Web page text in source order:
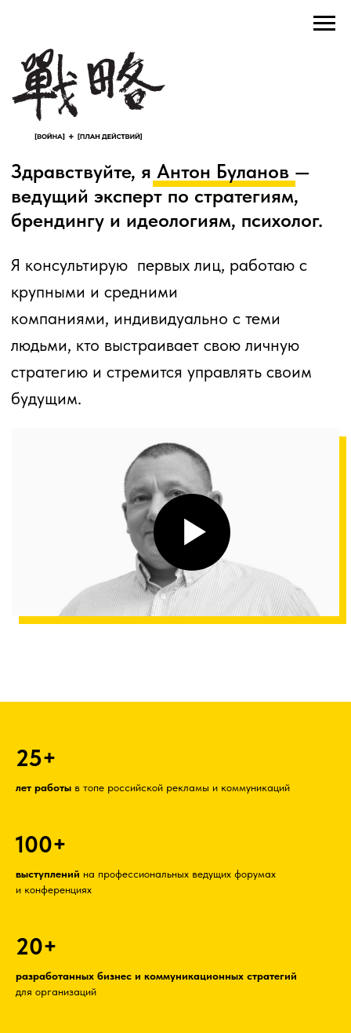
Здравствуйте, я Антон Буланов —
ведущий эксперт по стратегиям,
Я консультирую первых лиц, работаю с
крупными и средними
компаниями, индивидуально с теми
стратегию и стремится управлять своим
25+
лет работы в топе российской рекламы и коммуникаций
100+
выступлений на профессиональных ведущих форумах
и конференциях
20+
разработанных бизнес и коммуникационных стратегий
для организаций